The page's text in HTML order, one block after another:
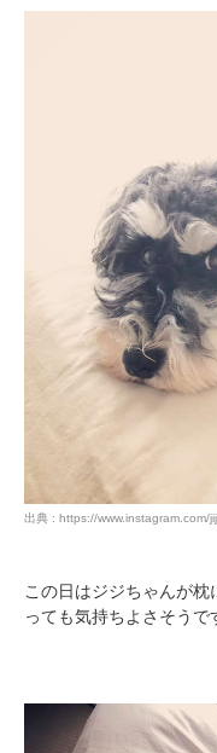
出典 : https://www.instagram.com/
この日はジジちゃんが
っても気持ちよさそうで